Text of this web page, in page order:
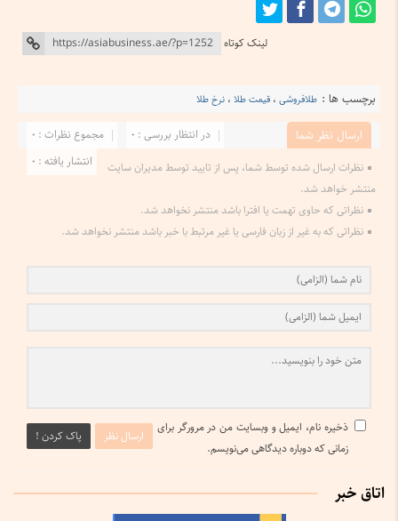
لینک کوتاه
برچسب ها : طلافروشی ، قیمت طلا ، نرخ طلا
ارسال نظر شما مجموع نظرات : 0
در انتظار بررسی : 0
انتشار یافته : 0
نظرات ارسال شده توسط شما، پس از تایید توسط مدیران سایت
منتشر خواهد شد.
نظراتی که حاوی تهمت یا افترا باشد منتشر نخواهد شد.
نظراتی که به غیر از زبان فارسی یا غیر مرتبط با خبر باشد منتشر نخواهد شد.
ارسال نظر پاک کردن !
ذخیره نام، ایمیل و وبسایت من در مرورگر برای
زمانی که دوباره دیدگاهی می‌نویسم.
اتاق خبر